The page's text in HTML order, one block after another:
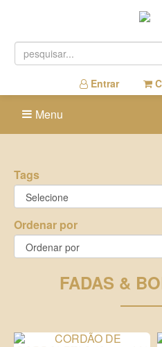
Entrar
Menu
Tags
Ordenar por
FADAS &